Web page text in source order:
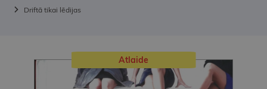
Driftā tikai lēdijas
Atlaide